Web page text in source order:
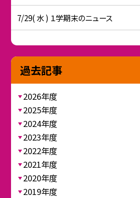
7/29( 水 ) １学期末のニュース
過去記事
2026年度
2025年度
2024年度
2023年度
2022年度
2021年度
2020年度
2019年度